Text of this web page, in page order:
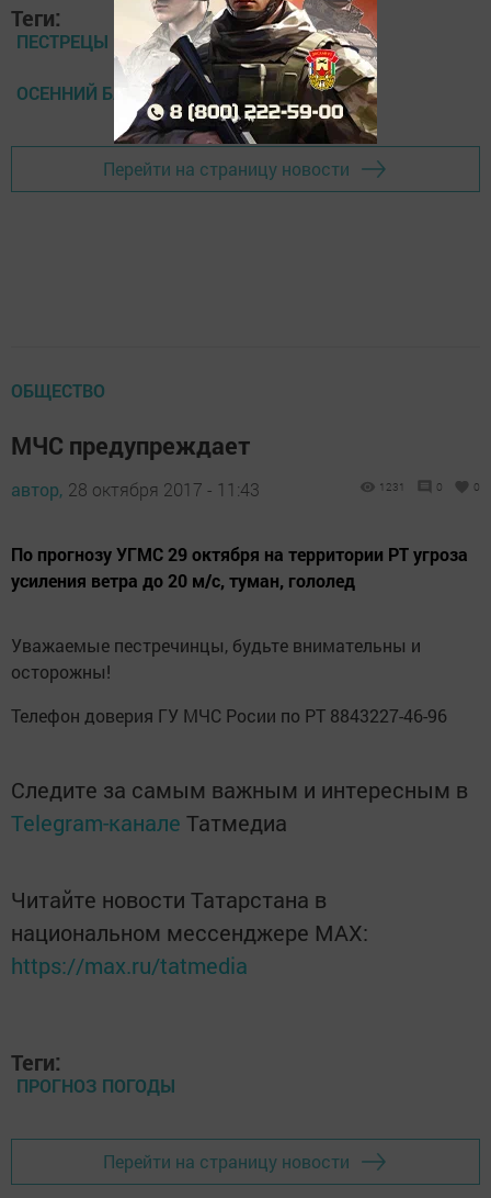
Теги:
ПЕСТРЕЦЫ
ОСЕННИЙ БАЛ
Перейти на страницу новости
ОБЩЕСТВО
МЧС предупреждает
автор, 28 октября 2017 - 11:43 1231 0 0
По прогнозу УГМС 29 октября на территории РТ угроза
усиления ветра до 20 м/с, туман, гололед
Уважаемые пестречинцы, будьте внимательны и
осторожны!
Телефон доверия ГУ МЧС Росии по РТ 8843227-46-96
Следите за самым важным и интересным в
Telegram-канале Татмедиа
Читайте новости Татарстана в
национальном мессенджере MАХ:
https://max.ru/tatmedia
Теги:
ПРОГНОЗ ПОГОДЫ
Перейти на страницу новости